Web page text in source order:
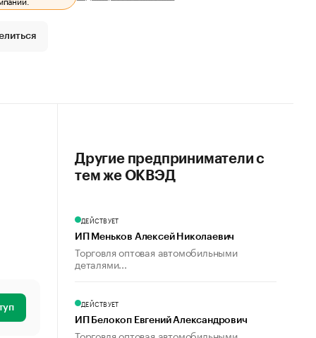
Другие предприниматели с
тем же ОКВЭД
ДЕЙСТВУЕТ
ИП Меньков Алексей Николаевич
Торговля оптовая автомобильными
деталями...
ДЕЙСТВУЕТ
ИП Белокоп Евгений Александрович